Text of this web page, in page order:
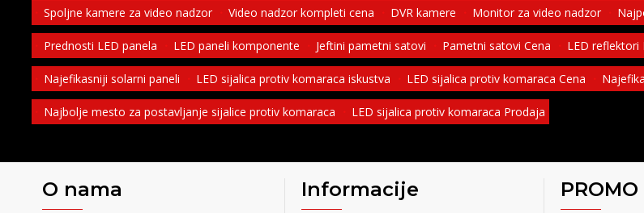
Spoljne kamere za video nadzor Video nadzor kompleti cena DVR kamere Monitor za video nadzor
Prednosti LED panela LED paneli komponente Jeftini pametni satovi Pametni satovi Cena LED reflektori
Najefikasniji solarni paneli LED sijalica protiv komaraca iskustva LED sijalica protiv komaraca Cena
Najbolje mesto za postavljanje sijalice protiv komaraca LED sijalica protiv komaraca Prodaja
O nama Informacije PROMO